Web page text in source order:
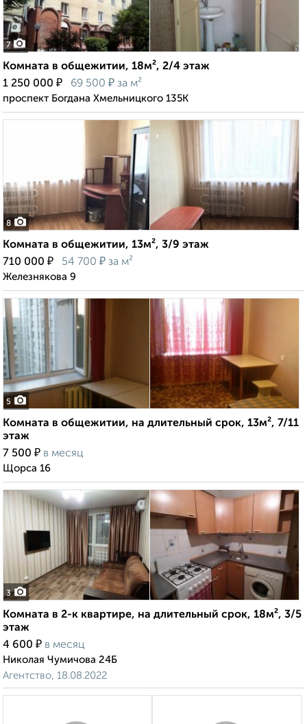
7
Комната в общежитии, 18м², 2/4 этаж
1 250 000 ₽ 69 500 ₽ за м²
проспект Богдана Хмельницкого 135К
8
Комната в общежитии, 13м², 3/9 этаж
710 000 ₽ 54 700 ₽ за м²
Железнякова 9
5
Комната в общежитии, на длительный срок, 13м², 7/11
этаж
7 500 ₽ в месяц
Щорса 16
3
Комната в 2-к квартире, на длительный срок, 18м², 3/5
этаж
4 600 ₽ в месяц
Николая Чумичова 24Б
Агентство, 18.08.2022